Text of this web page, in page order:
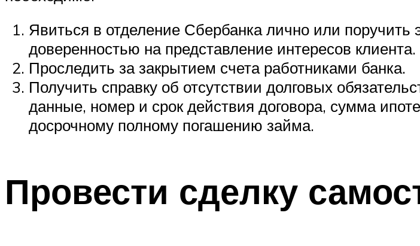
Явиться в отделение Сбербанка лично или поручить
доверенностью на представление интересов клиента.
Проследить за закрытием счета работниками банка.
Получить справку об отсутствии долговых
данные, номер и срок действия договора, сумма
досрочному полному погашению займа.
Провести сделку